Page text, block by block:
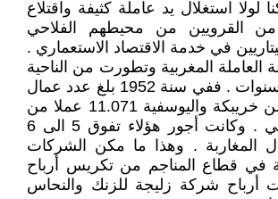
لولا استغلال يد عاملة كثيفة واقتلاع
القرويين من محيطهم الفلاحي
في خدمة الاقتصاد الاستعماري .
العاملة المغربية وتطورت من الناحية
الكمية على مر السنوات . ففي سنة 1952 بلغ عدد عمال
المناجم في كل من خريبكة واليوسفية 11.071 عملا من
بينهم 1000 أوروبي . وكانت أجور هؤلاء تفوق 5 الى 6
المغاربة . وهذا ما مكن الشركات
في قطاع المناجم من تكريس أرباح
أرباح شركة زليجة للزنك والنحاس